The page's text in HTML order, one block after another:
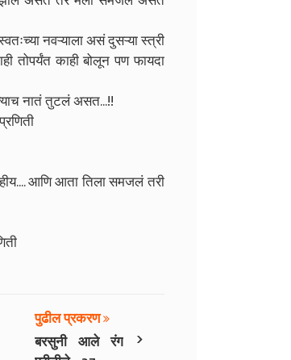
नवऱ्याला असं दुसऱ्या स्त्री
तोपर्यंत काही बोलून पण फायदा
नातं तुटलं असत...!!
आणि आता तिला समजलं तरी
›
पुढील प्रकरण
बरसुनी आले रंग